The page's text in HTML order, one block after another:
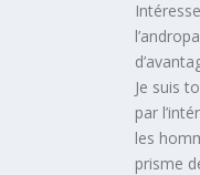
Je suis
par
les
prisme